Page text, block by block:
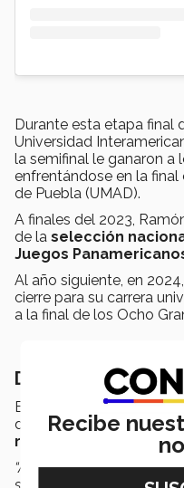
Durante esta etapa final
Universidad
la semifinal le ganaron a
enfrentándose en la
de Puebla (UMAD).
A finales del 2023,
de la selección
Juegos
Al año siguiente, en
cierre para su carrera
a la final de los Ocho
Desarrollar
El atleta recomendó a
deporte profesional
resiliencia y fuerza
“A los jugadores que
Recibe